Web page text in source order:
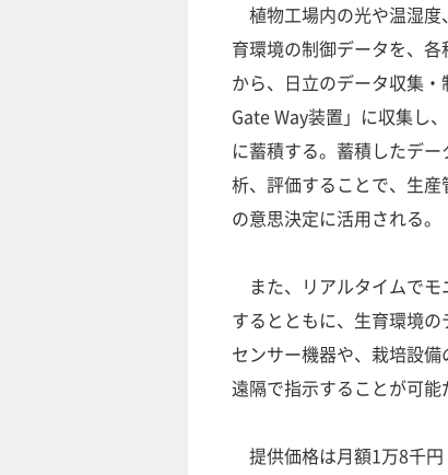
植物工場内の光や温湿度
育環境の制御データを、
から、日立のデータ収集
Gate Way装置」に収集し
に蓄積する。蓄積したデ
析、評価することで、生
の意思決定に活用される。
また、リアルタイムでモ
するとともに、生育環境
センサー機器や、栽培設
遠隔で指示することが可能
提供価格は月額1万8千